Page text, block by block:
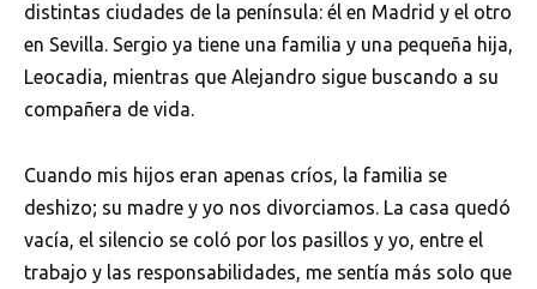
distintas ciudades de la península: él en Madrid y el otro
en Sevilla. Sergio ya tiene una familia y una pequeña hija,
Leocadia, mientras que Alejandro sigue buscando a su
compañera de vida.
Cuando mis hijos eran apenas críos, la familia se
deshizo; su madre y yo nos divorciamos. La casa quedó
vacía, el silencio se coló por los pasillos y yo, entre el
trabajo y las responsabilidades, me sentía más solo que